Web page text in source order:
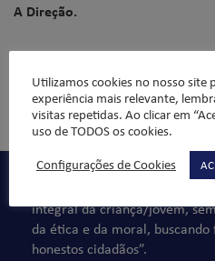
A Direção.
Comentários não são permitidos.
integral da criança/jovem,
da ética e da moral,
honestos cidadãos”.
Utilizamos cookies no nosso site
experiência mais relevante,
visitas repetidas. Ao clicar em
uso de TODOS os cookies.
Configurações de Cookies